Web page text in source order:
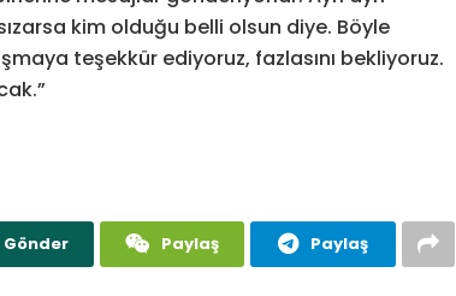
kim olduğu belli olsun diye. Böyle
teşekkür ediyoruz, fazlasını bekliyoruz.
Gönder Paylaş Paylaş